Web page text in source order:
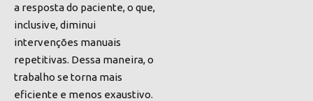
a resposta do paciente, o que,
inclusive, diminui
intervenções manuais
repetitivas. Dessa maneira, o
trabalho se torna mais
eficiente e menos exaustivo.